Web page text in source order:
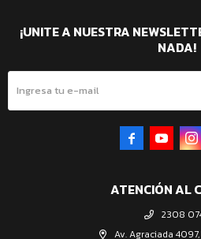
ATENCIÓN AL
2308
Av. Agraciada
¡UNITE A NUESTRA
NADA!
  